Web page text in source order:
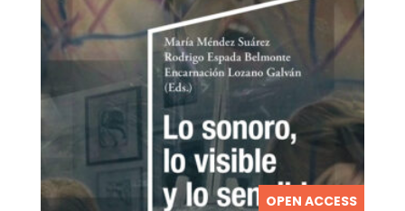
OPEN ACCESS